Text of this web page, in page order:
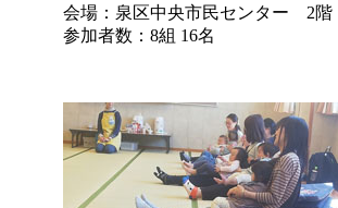
会場：泉区中央市民センター 2
参加者数：8組 16名